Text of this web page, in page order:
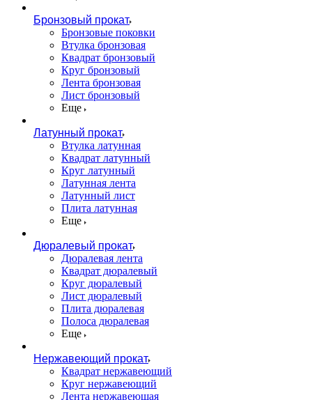
Бронзовый прокат
Бронзовые поковки
Втулка бронзовая
Квадрат бронзовый
Круг бронзовый
Лента бронзовая
Лист бронзовый
Еще
Латунный прокат
Втулка латунная
Квадрат латунный
Круг латунный
Латунная лента
Латунный лист
Плита латунная
Еще
Дюралевый прокат
Дюралевая лента
Квадрат дюралевый
Круг дюралевый
Лист дюралевый
Плита дюралевая
Полоса дюралевая
Еще
Нержавеющий прокат
Квадрат нержавеющий
Круг нержавеющий
Лента нержавеющая